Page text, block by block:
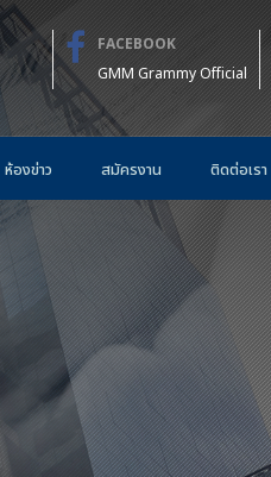
FACEBOOK
GMM Grammy Official
ห้องข่าว สมัครงาน ติดต่อเรา